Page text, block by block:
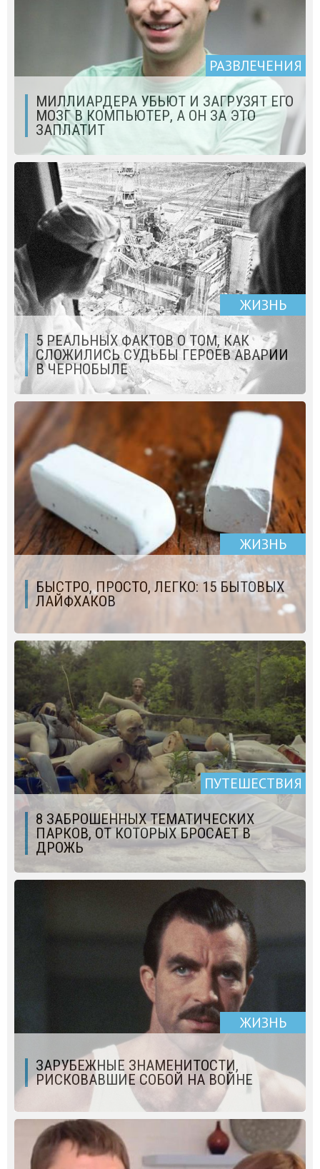
РАЗВЛЕЧЕНИЯ
МИЛЛИАРДЕРА УБЬЮТ И ЗАГРУЗЯТ ЕГО
МОЗГ В КОМПЬЮТЕР, А ОН ЗА ЭТО
ЗАПЛАТИТ
ЖИЗНЬ
5 РЕАЛЬНЫХ ФАКТОВ О ТОМ, КАК
СЛОЖИЛИСЬ СУДЬБЫ ГЕРОЕВ АВАРИИ
В ЧЕРНОБЫЛЕ
ЖИЗНЬ
БЫСТРО, ПРОСТО, ЛЕГКО: 15 БЫТОВЫХ
ЛАЙФХАКОВ
ПУТЕШЕСТВИЯ
8 ЗАБРОШЕННЫХ ТЕМАТИЧЕСКИХ
ПАРКОВ, ОТ КОТОРЫХ БРОСАЕТ В
ДРОЖЬ
ЖИЗНЬ
ЗАРУБЕЖНЫЕ ЗНАМЕНИТОСТИ,
РИСКОВАВШИЕ СОБОЙ НА ВОЙНЕ